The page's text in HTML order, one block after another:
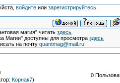
войдитеили зарегистрируйтесь.
магия" читатьздесь
Магии" доступны для просмотраздесь
на почтуquantmag@mail.ru
Корнак7)
0